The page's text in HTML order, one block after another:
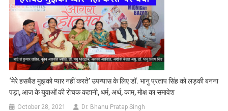
‘मेरे हसबैंड मुझको प्यार नहीं करते’ उपन्यास के लिए डॉ. भानु प्रताप सिंह को लड़की बनना
पड़ा, आज के युवाओं की रोचक कहानी, धर्म, अर्थ, काम, मोक्ष का समावेश
October 28, 2021 Dr. Bhanu Pratap Singh